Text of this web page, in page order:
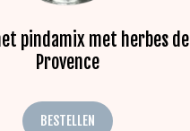
pindamix met herbes de
Provence
BESTELLEN